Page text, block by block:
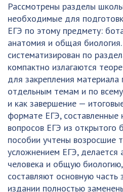
Рассмотрены разделы
необходимые для
ЕГЭ по этому предмету:
анатомия и общая
систематизирован по
компактно излагаются
для закрепления
отдельным темам и по
и как завершение —
формате ЕГЭ, составленные
вопросов ЕГЭ из открытого
пособии учтены возросшие
усложнением ЕГЭ, делается
человека и общую
составляют основную
издании полностью